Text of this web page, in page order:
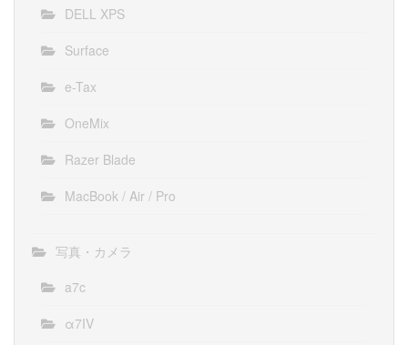
DELL XPS
Surface
e-Tax
OneMix
Razer Blade
MacBook / Air / Pro
写真・カメラ
a7c
α7IV